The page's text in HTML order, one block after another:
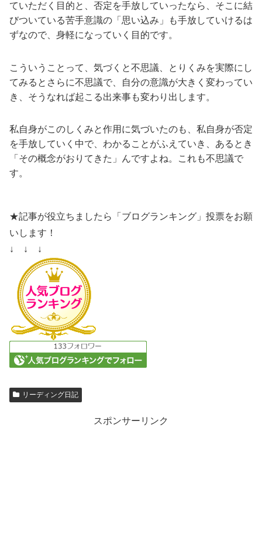
ていただく目的と、否定を手放していったなら、そこに結
びついている苦手意識の「思い込み」も手放していけるは
ずなので、身軽になっていく目的です。
こういうことって、気づくと不思議、とりくみを実際にし
てみるとさらに不思議で、自分の意識が大きく変わってい
き、そうなれば起こる出来事も変わり出します。
私自身がこのしくみと作用に気づいたのも、私自身が否定
を手放していく中で、わかることがふえていき、あるとき
「その概念がおりてきた」んですよね。これも不思議で
す。
★記事が役立ちましたら「ブログランキング」投票をお願
いします！
↓ ↓ ↓
リーディング日記
スポンサーリンク